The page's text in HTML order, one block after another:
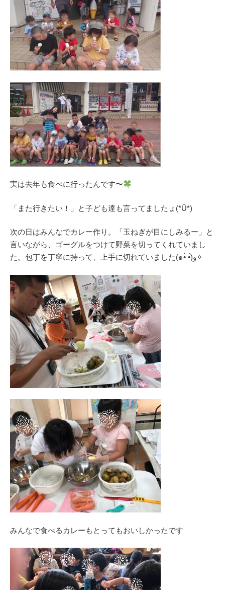
実は去年も食べに行ったんです〜
「また行きたい！」と子ども達も言ってましたょ(*Ü*)
次の日はみんなでカレー作り。「玉ねぎが目にしみるー」と
言いながら、ゴーグルをつけて野菜を切ってくれていまし
た。包丁を丁寧に持って、上手に切れていました(๑•̀ •́)و✧
みんなで食べるカレーもとってもおいしかったです